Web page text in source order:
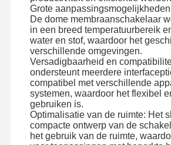
PMMA-lenzen
Grote
De dome membraanschakelaar
in een breed temperatuurbereik
water en stof, waardoor het
verschillende omgevingen.
Versadigbaarheid en
ondersteunt meerdere
compatibel met verschillende
systemen, waardoor het flexibel
gebruiken is.
Optimalisatie van de ruimte: Het
compacte ontwerp van de
het gebruik van de ruimte,